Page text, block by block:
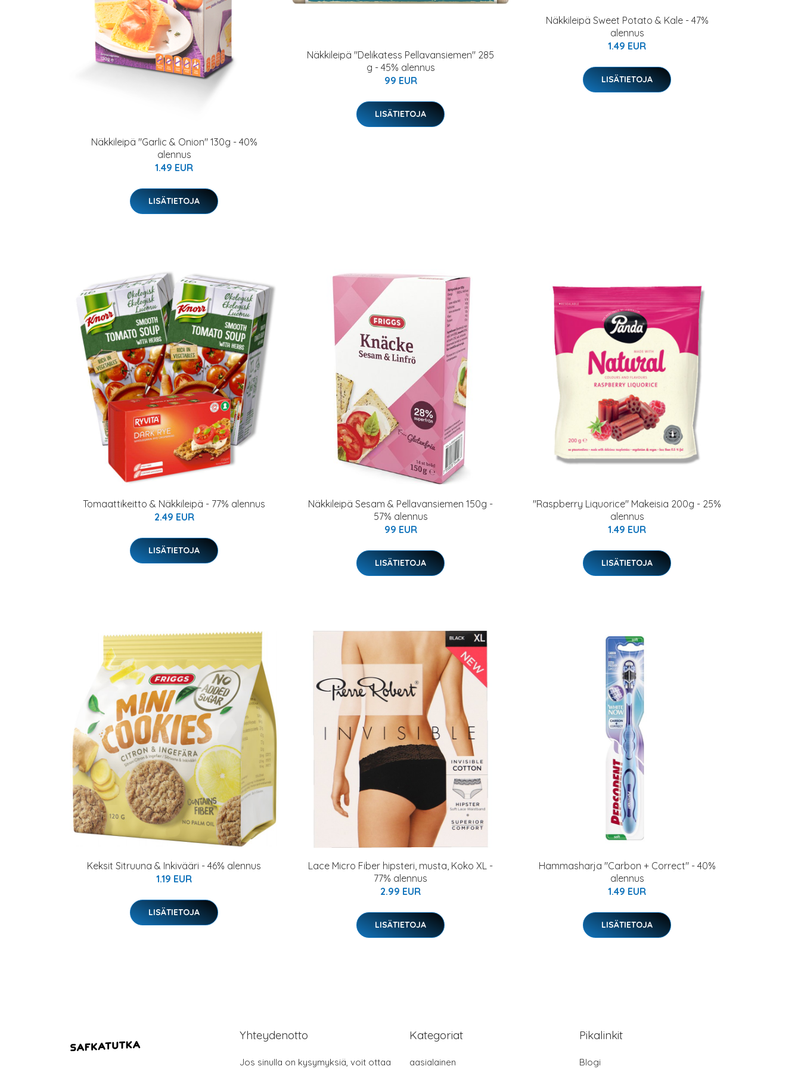
Näkkileipä "Garlic & Onion" 130g - 40%
alennus
1.49 EUR
LISÄTIETOJA
Näkkileipä "Delikatess Pellavansiemen" 285
g - 45% alennus
99 EUR
LISÄTIETOJA
Näkkileipä Sweet Potato & Kale - 47%
alennus
1.49 EUR
LISÄTIETOJA
Tomaattikeitto & Näkkileipä - 77% alennus
2.49 EUR
LISÄTIETOJA
Näkkileipä Sesam & Pellavansiemen 150g -
57% alennus
99 EUR
LISÄTIETOJA
"Raspberry Liquorice" Makeisia 200g - 25%
alennus
1.49 EUR
LISÄTIETOJA
Keksit Sitruuna & Inkivääri - 46% alennus
1.19 EUR
LISÄTIETOJA
Lace Micro Fiber hipsteri, musta, Koko XL -
77% alennus
2.99 EUR
LISÄTIETOJA
Hammasharja "Carbon + Correct" - 40%
alennus
1.49 EUR
LISÄTIETOJA
Yhteydenotto
Jos sinulla on kysymyksiä, voit ottaa
Kategoriat
aasialainen
Pikalinkit
Blogi